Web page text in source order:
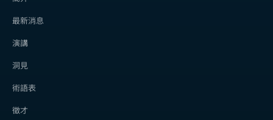
最新消息
演講
洞見
術語表
徵才